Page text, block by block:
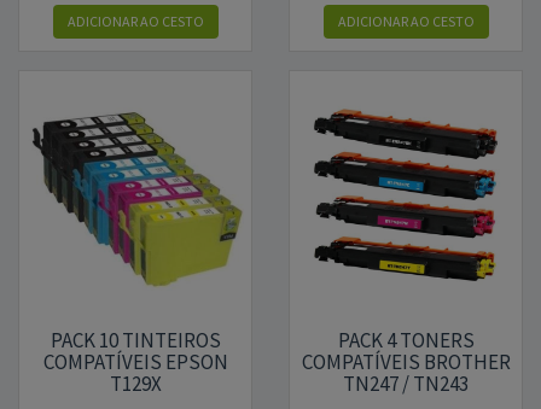
ADICIONAR AO CESTO ADICIONAR AO CESTO
PACK 10 TINTEIROS
COMPATÍVEIS EPSON
T129X
PACK 4 TONERS
COMPATÍVEIS BROTHER
TN247 / TN243